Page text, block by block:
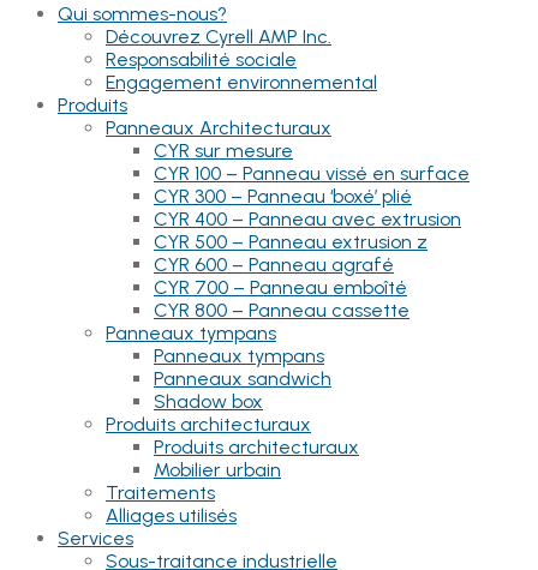
Qui sommes-nous?
Découvrez Cyrell AMP Inc.
Responsabilité sociale
Engagement environnemental
Produits
Panneaux Architecturaux
CYR sur mesure
CYR 100 – Panneau vissé en surface
CYR 300 – Panneau ‘boxé’ plié
CYR 400 – Panneau avec extrusion
CYR 500 – Panneau extrusion z
CYR 600 – Panneau agrafé
CYR 700 – Panneau emboîté
CYR 800 – Panneau cassette
Panneaux tympans
Panneaux tympans
Panneaux sandwich
Shadow box
Produits architecturaux
Produits architecturaux
Mobilier urbain
Traitements
Alliages utilisés
Services
Sous-traitance industrielle